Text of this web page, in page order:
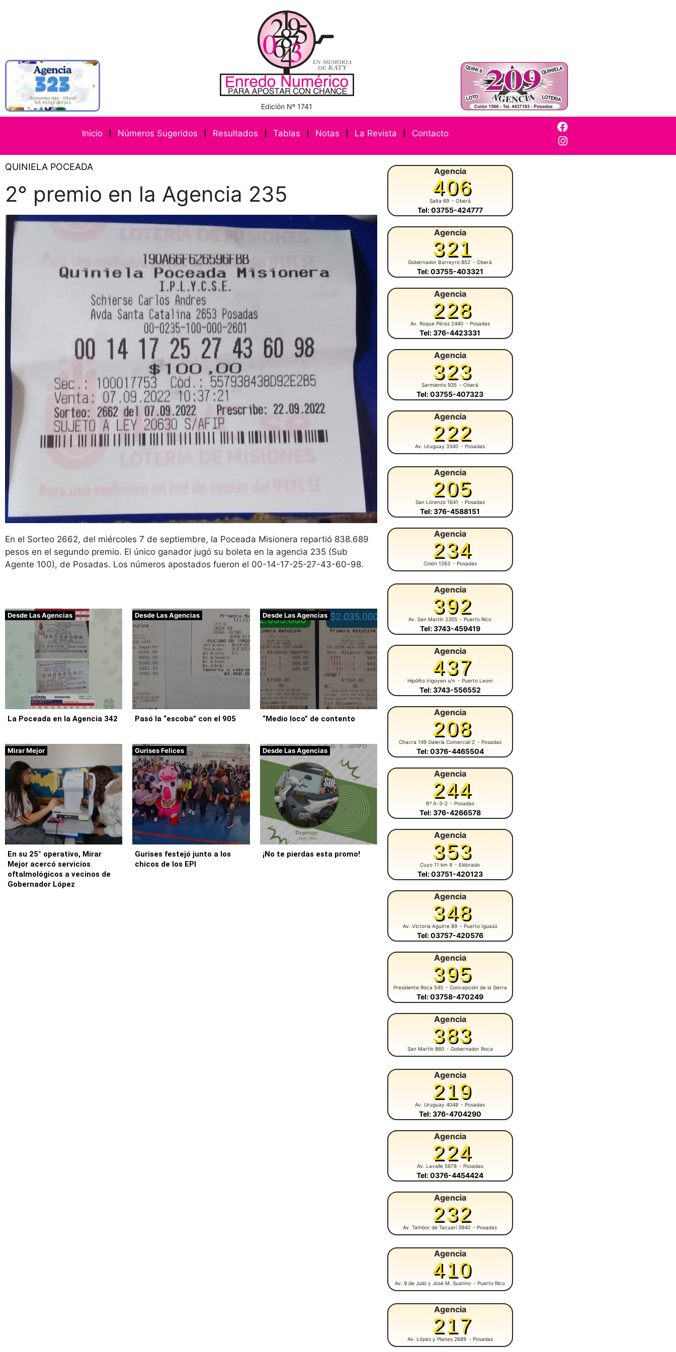
Edición Nº 1741
Inicio Números Sugeridos Resultados Tablas Notas La Revista Contacto
QUINIELA POCEADA
2° premio en la Agencia 235
En el Sorteo 2662, del miércoles 7 de septiembre, la Poceada Misionera repartió 838.689
pesos en el segundo premio. El único ganador jugó su boleta en la agencia 235 (Sub
Agente 100), de Posadas. Los números apostados fueron el 00-14-17-25-27-43-60-98.
Desde Las Agencias
La Poceada en la Agencia 342
Desde Las Agencias
Pasó la “escoba” con el 905
Desde Las Agencias
“Medio loco” de contento
Mirar Mejor
En su 25° operativo, Mirar
Mejor acercó servicios
oftalmológicos a vecinos de
Gobernador López
Gurises Felices
Gurises festejó junto a los
chicos de los EPI
Desde Las Agencias
¡No te pierdas esta promo!
Agencia
406
Salta 69 - Oberá
Tel: 03755-424777
Agencia
321
Gobernador Barreyro 852 - Oberá
Tel: 03755-403321
Agencia
228
Av. Roque Pérez 2440 - Posadas
Tel: 376-4423331
Agencia
323
Sarmiento 935 - Oberá
Tel: 03755-407323
Agencia
222
Av. Uruguay 3340 - Posadas
Agencia
205
San Lorenzo 1641 - Posadas
Tel: 376-4588151
Agencia
234
Colón 1263 - Posadas
Agencia
392
Av. San Martín 2355 - Puerto Rico
Tel: 3743-459419
Agencia
437
Hipólito Irigoyen s/n - Puerto Leoni
Tel: 3743-556552
Agencia
208
Chacra 149 Galería Comercial 2 - Posadas
Tel: 0376-4465504
Agencia
244
Bº A-3-2 - Posadas
Tel: 376-4266578
Agencia
353
Cuyo 11 km 9 - Eldorado
Tel: 03751-420123
Agencia
348
Av. Victoria Aguirre 89 - Puerto Iguazú
Tel: 03757-420576
Agencia
395
Presidente Roca 545 - Concepción de la Sierra
Tel: 03758-470249
Agencia
383
San Martín 860 - Gobernador Roca
Agencia
219
Av. Uruguay 4048 - Posadas
Tel: 376-4704290
Agencia
224
Av. Lavalle 5678 - Posadas
Tel: 0376-4454424
Agencia
232
Av. Tambor de Tacuarí 3940 - Posadas
Agencia
410
Av. 9 de Julio y José M. Suanno - Puerto Rico
Agencia
217
Av. López y Planes 2689 - Posadas